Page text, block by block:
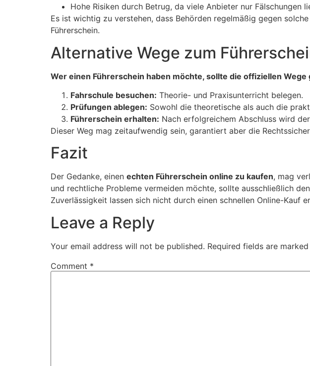
Hohe Risiken durch Betrug, da viele Anbieter nur Fälschungen
Es ist wichtig zu verstehen, dass Behörden regelmäßig gegen
Führerschein.
Alternative Wege zum
Wer einen Führerschein haben möchte, sollte die offiziellen Wege
Fahrschule besuchen: Theorie- und Praxisunterricht belegen.
Prüfungen ablegen: Sowohl die theoretische als auch die
Führerschein erhalten: Nach erfolgreichem Abschluss wird
Dieser Weg mag zeitaufwendig sein, garantiert aber die
Fazit
Der Gedanke, einen echten Führerschein online zu kaufen, mag
und rechtliche Probleme vermeiden möchte, sollte ausschließlich
Zuverlässigkeit lassen sich nicht durch einen schnellen Online-Kauf
Leave a Reply
Your email address will not be published. Required fields are marked
Comment *